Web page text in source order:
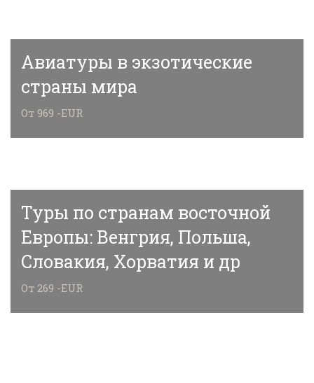
Авиатуры в экзотические
страны мира
От 969 -EUR
Туры по странам восточной
Европы: Венгрия, Польша,
Словакия, Хорватия и др
От 269 -EUR